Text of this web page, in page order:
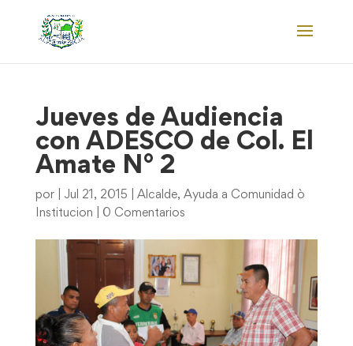
Jueves de Audiencia
con ADESCO de Col. El
Amate N° 2
por Jul 21, 2015 Alcalde, Ayuda a Comunidad ò
Institucion
0 Comentarios